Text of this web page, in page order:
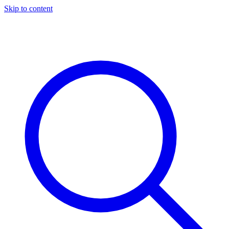
Skip to content